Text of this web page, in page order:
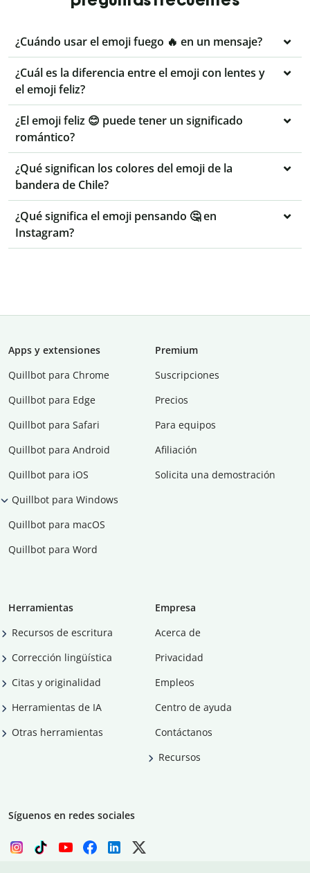
¿Cuándo usar el emoji fuego 🔥 en un mensaje?
¿Cuál es la diferencia entre el emoji con lentes y
el emoji feliz?
¿El emoji feliz 😊 puede tener un significado
romántico?
¿Qué significan los colores del emoji de la
bandera de Chile?
¿Qué significa el emoji pensando 🤔 en
Instagram?
Apps y extensiones
Quillbot para Chrome
Quillbot para Edge
Quillbot para Safari
Quillbot para Android
Quillbot para iOS
Quillbot para Windows
Quillbot para macOS
Quillbot para Word
Premium
Suscripciones
Precios
Para equipos
Afiliación
Solicita una demostración
Herramientas
Recursos de escritura
Corrección lingüística
Citas y originalidad
Herramientas de IA
Otras herramientas
Empresa
Acerca de
Privacidad
Empleos
Centro de ayuda
Contáctanos
Recursos
Síguenos en redes sociales